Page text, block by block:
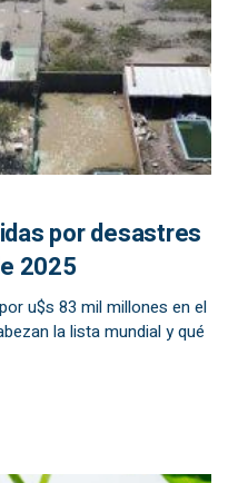
por desastres
2025
u$s 83 mil millones en el
la lista mundial y qué